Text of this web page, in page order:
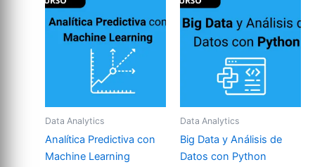
Data Analytics
Analítica Predictiva con
Machine Learning
Data Analytics
Big Data y Análisis de
Datos con Python